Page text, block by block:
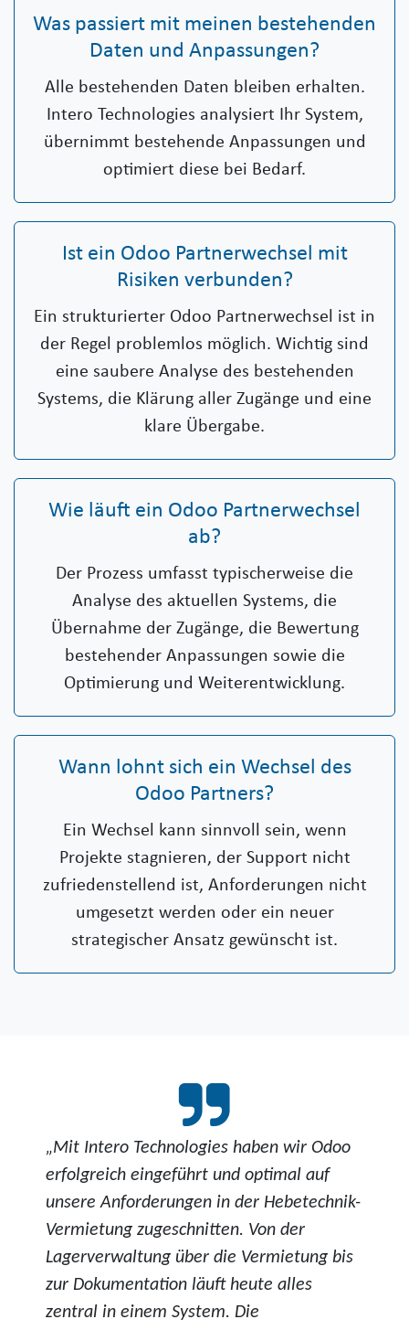
Was passiert mit meinen bestehenden
Daten und Anpassungen?
Alle bestehenden Daten bleiben erhalten.
Intero Technologies analysiert Ihr System,
übernimmt bestehende Anpassungen und
optimiert diese bei Bedarf.
Ist ein Odoo Partnerwechsel mit
Risiken verbunden?
Ein strukturierter Odoo Partnerwechsel ist in
der Regel problemlos möglich. Wichtig sind
eine saubere Analyse des bestehenden
Systems, die Klärung aller Zugänge und eine
klare Übergabe.
Wie läuft ein Odoo Partnerwechsel
ab?
Der Prozess umfasst typischerweise die
Analyse des aktuellen Systems, die
Übernahme der Zugänge, die Bewertung
bestehender Anpassungen sowie die
Optimierung und Weiterentwicklung.
Wann lohnt sich ein Wechsel des
Odoo Partners?
Ein Wechsel kann sinnvoll sein, wenn
Projekte stagnieren, der Support nicht
zufriedenstellend ist, Anforderungen nicht
umgesetzt werden oder ein neuer
strategischer Ansatz gewünscht ist.
„Mit Intero Technologies haben wir Odoo
erfolgreich eingeführt und optimal auf
unsere Anforderungen in der Hebetechnik-
Vermietung zugeschnitten. Von der
Lagerverwaltung über die Vermietung bis
zur Dokumentation läuft heute alles
zentral in einem System. Die